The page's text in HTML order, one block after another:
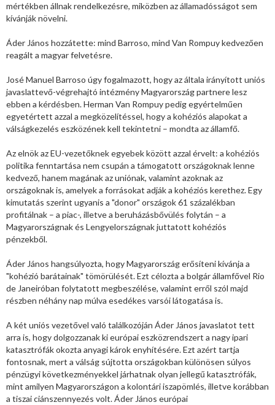
mértékben állnak rendelkezésre, miközben az államadósságot sem
kívánják növelni.
Áder János hozzátette: mind Barroso, mind Van Rompuy kedvezően
reagált a magyar felvetésre.
José Manuel Barroso úgy fogalmazott, hogy az általa irányított uniós
javaslattevő-végrehajtó intézmény Magyarország partnere lesz
ebben a kérdésben. Herman Van Rompuy pedig egyértelműen
egyetértett azzal a megközelítéssel, hogy a kohéziós alapokat a
válságkezelés eszközének kell tekintetni – mondta az államfő.
Az elnök az EU-vezetőknek egyebek között azzal érvelt: a kohéziós
politika fenntartása nem csupán a támogatott országoknak lenne
kedvező, hanem magának az uniónak, valamint azoknak az
országoknak is, amelyek a forrásokat adják a kohéziós kerethez. Egy
kimutatás szerint ugyanis a "donor" országok 61 százalékban
profitálnak – a piac-, illetve a beruházásbővülés folytán – a
Magyarországnak és Lengyelországnak juttatott kohéziós
pénzekből.
Áder János hangsúlyozta, hogy Magyarország erősíteni kívánja a
"kohézió barátainak" tömörülését. Ezt célozta a bolgár államfővel Rio
de Janeiróban folytatott megbeszélése, valamint erről szól majd
részben néhány nap múlva esedékes varsói látogatása is.
A két uniós vezetővel való találkozóján Áder János javaslatot tett
arra is, hogy dolgozzanak ki európai eszközrendszert a nagy ipari
katasztrófák okozta anyagi károk enyhítésére. Ezt azért tartja
fontosnak, mert a válság sújtotta országokban különösen súlyos
pénzügyi következményekkel járhatnak olyan jellegű katasztrófák,
mint amilyen Magyarországon a kolontári iszapömlés, illetve korábban
a tiszai ciánszennyezés volt. Áder János európai